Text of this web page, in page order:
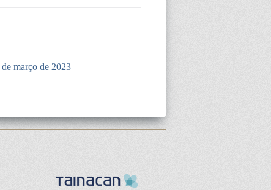
de março de 2023